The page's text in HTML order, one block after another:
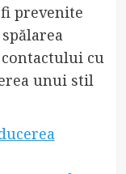
prevenite
cu
unui stil